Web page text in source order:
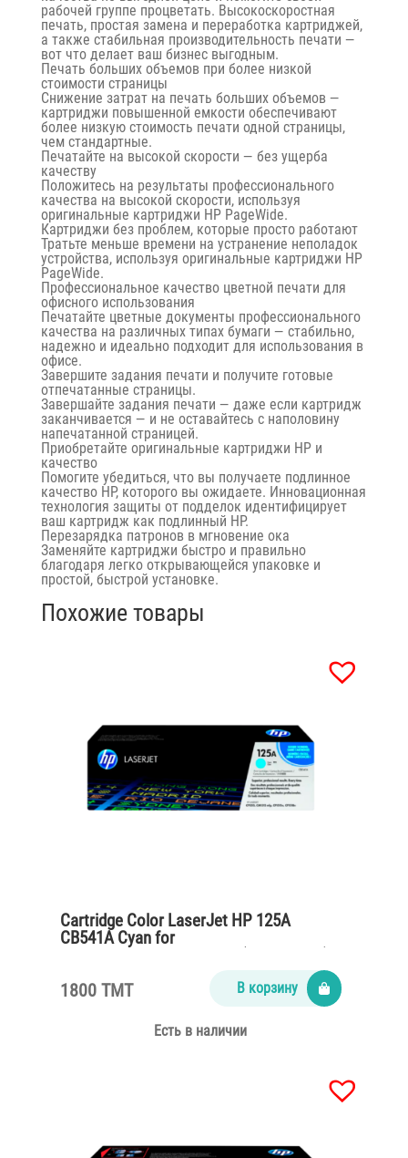
рабочей группе процветать. Высокоскоростная
печать, простая замена и переработка картриджей,
а также стабильная производительность печати —
вот что делает ваш бизнес выгодным.
Печать больших объемов при более низкой
стоимости страницы
Снижение затрат на печать больших объемов —
картриджи повышенной емкости обеспечивают
более низкую стоимость печати одной страницы,
чем стандартные.
Печатайте на высокой скорости — без ущерба
качеству
Положитесь на результаты профессионального
качества на высокой скорости, используя
оригинальные картриджи HP PageWide.
Картриджи без проблем, которые просто работают
Тратьте меньше времени на устранение неполадок
устройства, используя оригинальные картриджи HP
PageWide.
Профессиональное качество цветной печати для
офисного использования
Печатайте цветные документы профессионального
качества на различных типах бумаги — стабильно,
надежно и идеально подходит для использования в
офисе.
Завершите задания печати и получите готовые
отпечатанные страницы.
Завершайте задания печати — даже если картридж
заканчивается — и не оставайтесь с наполовину
напечатанной страницей.
Приобретайте оригинальные картриджи HP и
качество
Помогите убедиться, что вы получаете подлинное
качество HP, которого вы ожидаете. Инновационная
технология защиты от подделок идентифицирует
ваш картридж как подлинный HP.
Перезарядка патронов в мгновение ока
Заменяйте картриджи быстро и правильно
благодаря легко открывающейся упаковке и
простой, быстрой установке.
Похожие товары
Cartridge Color LaserJet HP 125A
CB541A Cyan for
1800 TMT В корзину
Есть в наличии